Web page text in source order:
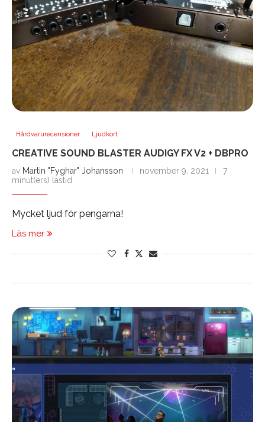
Hårdvarurecensioner Ljudkort
CREATIVE SOUND BLASTER AUDIGY FX V2 + DBPRO
av Martin "Fyghar" Johansson november 9, 2021
7
minut(ers) lästid
Mycket ljud för pengarna!
Läs mer